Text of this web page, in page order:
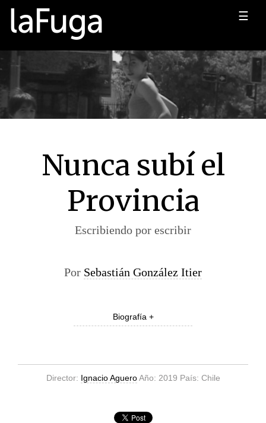
☰
Nunca subí el
Provincia
Escribiendo por escribir
Por Sebastián González Itier
Biografía +
Director: Ignacio AgueroAño: 2019 País: Chile